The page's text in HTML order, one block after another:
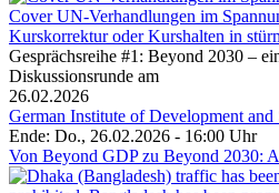
Cover UN-Verhandlungen im
Kurskorrektur oder Kurshalten in
Gesprächsreihe #1: Beyond 2030 –
Diskussionsrunde am
26.02.2026
German Institute of Development
Ende: Do., 26.02.2026 - 16:00 Uhr
Von Beyond GDP zu Beyond 2030: